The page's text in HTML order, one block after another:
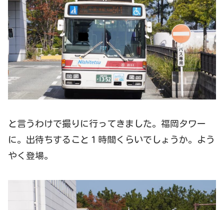
と言うわけで撮りに行ってきました。福岡タワー
に。出待ちすること１時間くらいでしょうか。よう
やく登場。